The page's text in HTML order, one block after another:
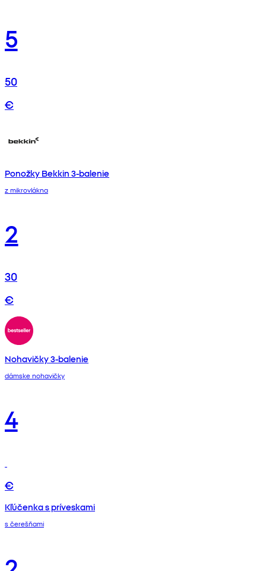
5
50
€
Ponožky Bekkin 3-balenie
z mikrovlákna
2
30
€
Nohavičky 3-balenie
dámske nohavičky
4
€
Kľúčenka s príveskami
s čerešňami